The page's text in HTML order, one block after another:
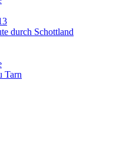
durch Schottland
Tarn